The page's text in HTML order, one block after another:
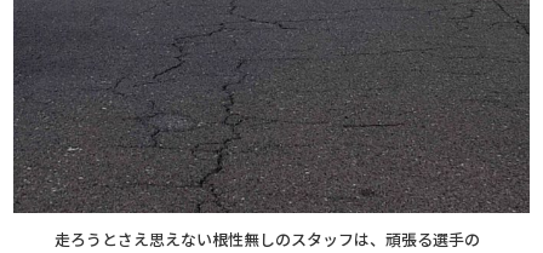
走ろうとさえ思えない根性無しのスタッフは、頑張る選手の